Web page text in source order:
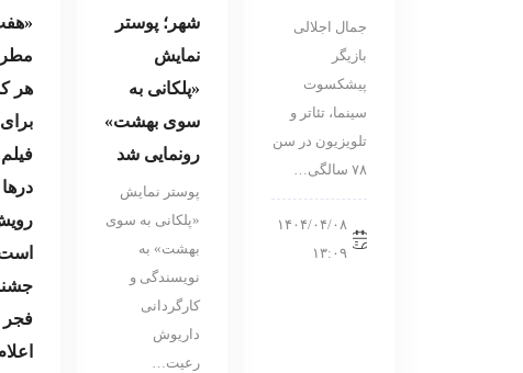
جمال اجلالی
بازیگر
پیشکسوت
سینما، تئاتر و
تلویزیون در سن
۷۸ سالگی…
۱۴۰۴/۰۴/۰۸
۱۳:۰۹
شهر؛ پوستر
نمایش
«پلکانی به‌
سوی بهشت»
رونمایی شد
پوستر نمایش
«پلکانی به‌ سوی
بهشت» به
نویسندگی و
کارگردانی
داریوش
رعیت…
هر
در‌ها
فجر